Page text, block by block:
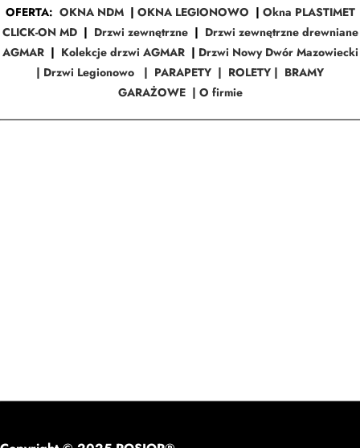
OFERTA: OKNA NDM| OKNA LEGIONOWO | Okna PLASTIMET
CLICK-ON MD| Drzwi zewnętrzne| Drzwi zewnętrzne drewniane
AGMAR| Kolekcje drzwi AGMAR| Drzwi Nowy Dwór Mazowiecki
| Drzwi Legionowo | PARAPETY | ROLETY | BRAMY
GARAŻOWE| O firmie